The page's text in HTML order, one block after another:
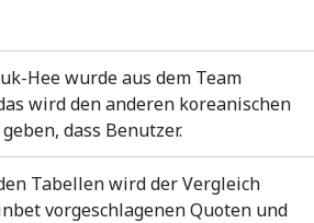
Hee wurde aus dem Team
wird den anderen koreanischen
dass Benutzer.
Tabellen wird der Vergleich
vorgeschlagenen Quoten und